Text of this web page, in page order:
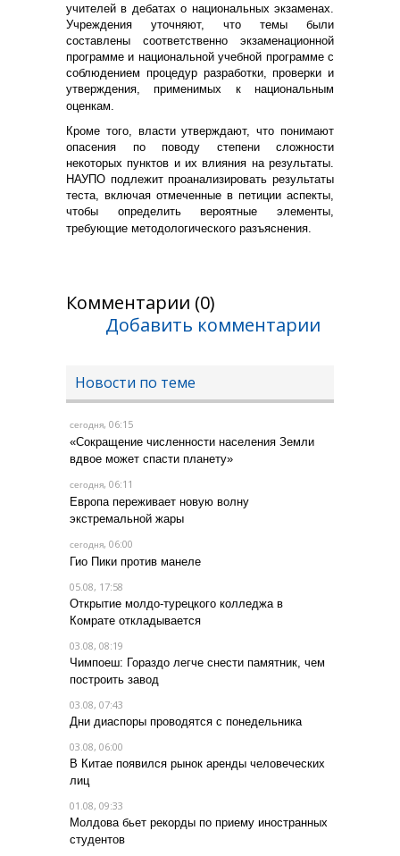
учителей в дебатах о национальных экзаменах.
Учреждения уточняют, что темы были
составлены соответственно экзаменационной
программе и национальной учебной программе с
соблюдением процедур разработки, проверки и
утверждения, применимых к национальным
оценкам.
Кроме того, власти утверждают, что понимают
опасения по поводу степени сложности
некоторых пунктов и их влияния на результаты.
НАУПО подлежит проанализировать результаты
теста, включая отмеченные в петиции аспекты,
чтобы определить вероятные элементы,
требующие методологического разъяснения.
Комментарии (0)
Добавить комментарии
Новости по теме
сегодня, 06:15
«Сокращение численности населения Земли
вдвое может спасти планету»
сегодня, 06:11
Европа переживает новую волну
экстремальной жары
сегодня, 06:00
Гио Пики против манеле
05.08, 17:58
Открытие молдо-турецкого колледжа в
Комрате откладывается
03.08, 08:19
Чимпоеш: Гораздо легче снести памятник, чем
построить завод
03.08, 07:43
Дни диаспоры проводятся с понедельника
03.08, 06:00
В Китае появился рынок аренды человеческих
лиц
01.08, 09:33
Молдова бьет рекорды по приему иностранных
студентов